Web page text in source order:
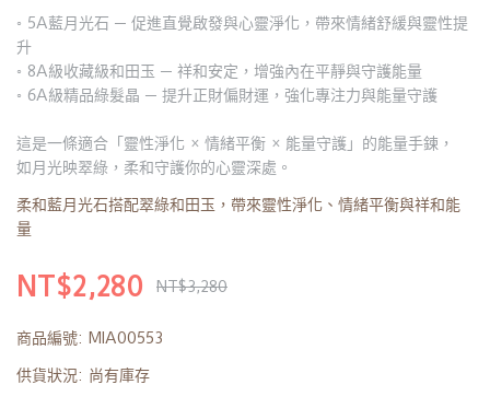
◦ 5A藍月光石 ─ 促進直覺啟發與心靈淨化，帶來情緒舒緩與靈性提
升
◦ 8A級收藏級和田玉 ─ 祥和安定，增強內在平靜與守護能量
◦ 6A級精品綠髮晶 ─ 提升正財偏財運，強化專注力與能量守護
這是一條適合「靈性淨化 × 情緒平衡 × 能量守護」的能量手鍊，
如月光映翠綠，柔和守護你的心靈深處。
柔和藍月光石搭配翠綠和田玉，帶來靈性淨化、情緒平衡與祥和能
量
NT$2,280 NT$3,280
商品編號: MIA00553
供貨狀況: 尚有庫存